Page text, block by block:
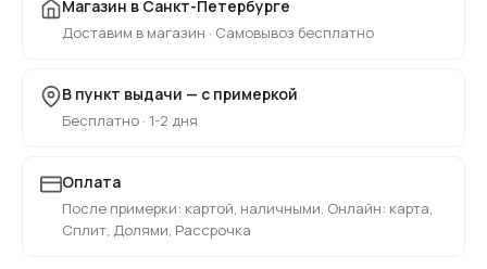
Магазин в Санкт-Петербурге
Доставим в магазин · Самовывоз бесплатно
В пункт выдачи — с примеркой
Бесплатно · 1-2 дня
Оплата
После примерки: картой, наличными. Онлайн: карта,
Сплит, Долями, Рассрочка